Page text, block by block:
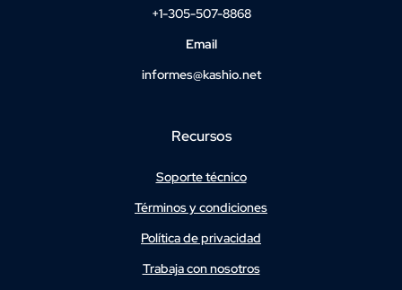
+1-305-507-8868
Email
informes@kashio.net
Recursos
Soporte técnico
Términos y condiciones
Política de privacidad
Trabaja con nosotros